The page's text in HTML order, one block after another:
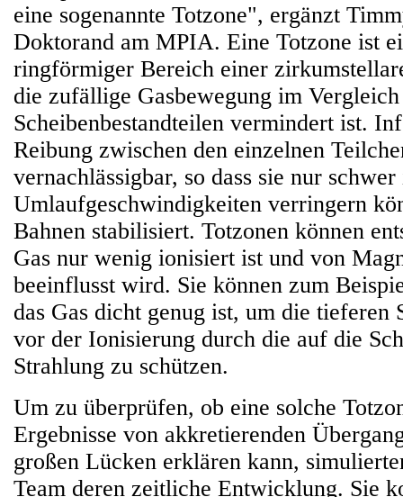
eine sogenannte Totzone", ergänzt
Doktorand am MPIA. Eine Totzone ist
ringförmiger Bereich einer
die zufällige Gasbewegung im
Scheibenbestandteilen vermindert ist.
Reibung zwischen den einzelnen
vernachlässigbar, so dass sie nur
Umlaufgeschwindigkeiten verringern
Bahnen stabilisiert. Totzonen können
Gas nur wenig ionisiert ist und von
beeinflusst wird. Sie können zum
das Gas dicht genug ist, um die tieferen
vor der Ionisierung durch die auf die
Strahlung zu schützen.
Um zu überprüfen, ob eine solche
Ergebnisse von akkretierenden
großen Lücken erklären kann,
Team deren zeitliche Entwicklung. Sie